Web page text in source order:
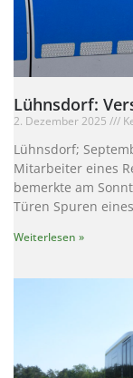
Lühnsdorf:
2. Dezember 2025
Lühnsdorf;
Mitarbeiter eines
bemerkte am
Türen Spuren eines
Weiterlesen »